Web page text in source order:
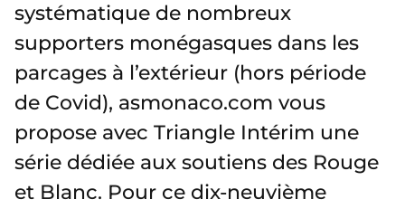
systématique de nombreux
supporters monégasques dans les
parcages à l’extérieur (hors période
de Covid), asmonaco.com vous
propose avec Triangle Intérim une
série dédiée aux soutiens des Rouge
et Blanc. Pour ce dix-neuvième